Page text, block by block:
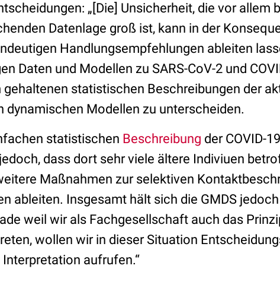
„[Die] Unsicherheit, die vor allem
Datenlage groß ist, kann in der
Handlungsempfehlungen ableiten
Daten und Modellen zu SARS-CoV-2 und
gehaltenen statistischen Beschreibungen der
dynamischen Modellen zu unterscheiden.
statistischen Beschreibung der COVID-
dass dort sehr viele ältere Indiviuen
Maßnahmen zur selektiven
ableiten. Insgesamt hält sich die GMDS
weil wir als Fachgesellschaft auch das
wollen wir in dieser Situation
aufrufen.“